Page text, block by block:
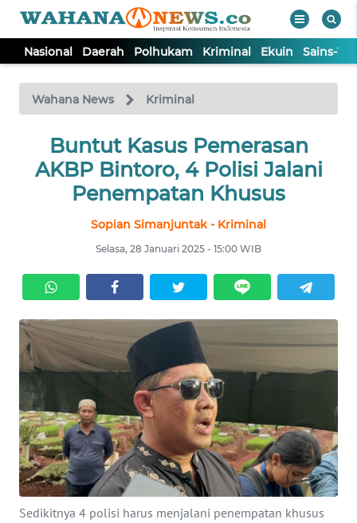
Nasional Daerah Polhukam Kriminal Ekuin Sains-
Wahana News Kriminal
Buntut Kasus Pemerasan
AKBP Bintoro, 4 Polisi Jalani
Penempatan Khusus
Sopian Simanjuntak - Kriminal
Selasa, 28 Januari 2025 - 15:00 WIB
Sedikitnya 4 polisi harus menjalani penempatan khusus
TV
Tutup
NASIONAL
KRIMINAL
EKUIN
SAINS-TEKNO
KESEHATAN
INTERNASIONAL
SERBA-SERBI